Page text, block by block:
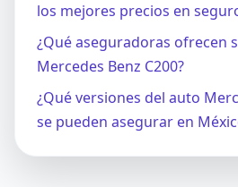
los mejores precios en
¿Qué aseguradoras ofrecen
Mercedes Benz C200?
¿Qué versiones del auto
se pueden asegurar en